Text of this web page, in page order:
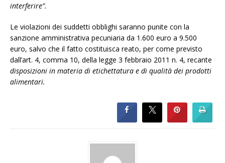
interferire”.
Le violazioni dei suddetti obblighi saranno punite con la
sanzione amministrativa pecuniaria da 1.600 euro a 9.500
euro, salvo che il fatto costituisca reato, per come previsto
dall’art. 4, comma 10, della legge 3 febbraio 2011 n. 4, recante
disposizioni in materia di etichettatura e di qualità dei prodotti
alimentari.